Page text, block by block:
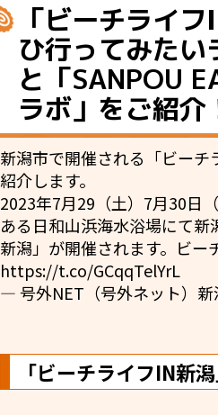
「ビーチライ
ひ行ってみたい
と「SANPOU
ラボ」をご紹介
新潟市で開催される「ビー
紹介します。
2023年7月29（土）7月30日
ある日和山浜海水浴場にて
新潟」が開催されます。ビー
https://t.co/GCqqTelYrL
— 号外NET（号外ネット）
「ビーチライフIN新